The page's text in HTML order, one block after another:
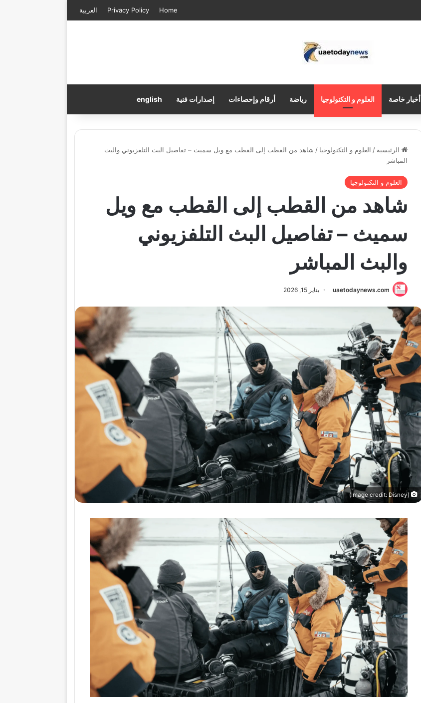
Home
Privacy Policy العربية
أخبار خاصة العلوم و التكنولوجيا رياضة أرقام وإحصاءات إصدارات فنية english
الرئيسية / العلوم و التكنولوجيا / شاهد من القطب إلى القطب مع ويل سميث – تفاصيل البث التلفزيوني والبث
المباشر
العلوم و التكنولوجيا
شاهد من القطب إلى القطب مع ويل
سميث – تفاصيل البث التلفزيوني
والبث المباشر
uaetodaynews.com يناير 15, 2026
(Image credit: Disney)